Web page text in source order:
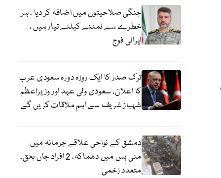
جنگی صلاحیتوں میں اضافہ کر دیا ، ہر
خطرے سے نمٹنے کیلئے تیار ہیں ،
ایرانی فوج
ترک صدر کا ایک روزہ دورہ سعودی عرب
کا اعلان، سعودی ولی عہد اور وزیراعظم
شہباز شریف سے اہم ملاقات کریں گے
دمشق کے نواحی علاقے جرمانہ میں
منی بس میں دھماکہ، 2 افراد جاں بحق،
متعدد زخمی